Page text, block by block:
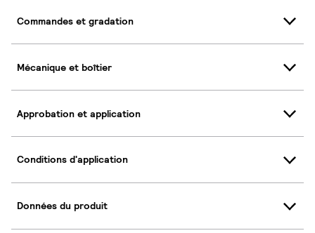
Commandes et gradation
Mécanique et boîtier
Approbation et application
Conditions d'application
Données du produit